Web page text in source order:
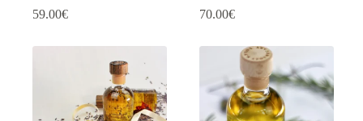
59.00€
70.00€